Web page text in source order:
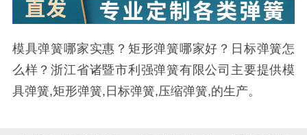
模具弹簧哪家实惠？矩形弹簧哪家好？日标弹簧怎
么样？浙江省诸暨市利强弹簧有限公司主要提供模
具弹簧,矩形弹簧,日标弹簧,压缩弹簧,的生产。